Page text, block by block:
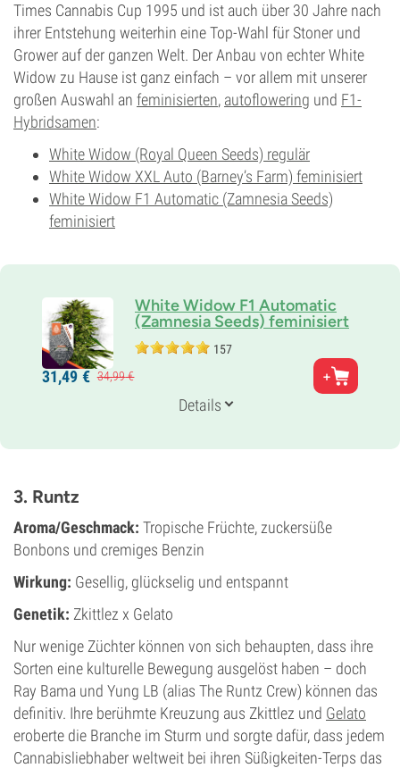
Times Cannabis Cup 1995 und ist auch über 30 Jahre nach
ihrer Entstehung weiterhin eine Top-Wahl für Stoner und
Grower auf der ganzen Welt. Der Anbau von echter White
Widow zu Hause ist ganz einfach – vor allem mit unserer
großen Auswahl an feminisierten, autoflowering und F1-
Hybridsamen:
White Widow (Royal Queen Seeds) regulär
White Widow XXL Auto (Barney’s Farm) feminisiert
White Widow F1 Automatic (Zamnesia Seeds)
feminisiert
White Widow F1 Automatic
(Zamnesia Seeds) feminisiert
157
Eltern
White Widow x Critical
Sativadominierte Autoflower
11-12 wochen von der Saat bis zur Ernte
CBD
Gering
Blütentyp
Autoflowering
31,49 € 34,99€
Details
3. Runtz
Aroma/Geschmack: Tropische Früchte, zuckersüße
Bonbons und cremiges Benzin
Wirkung: Gesellig, glückselig und entspannt
Genetik: Zkittlez x Gelato
Nur wenige Züchter können von sich behaupten, dass ihre
Sorten eine kulturelle Bewegung ausgelöst haben – doch
Ray Bama und Yung LB (alias The Runtz Crew) können das
definitiv. Ihre berühmte Kreuzung aus Zkittlez und Gelato
eroberte die Branche im Sturm und sorgte dafür, dass jedem
Cannabisliebhaber weltweit bei ihren Süßigkeiten-Terps das